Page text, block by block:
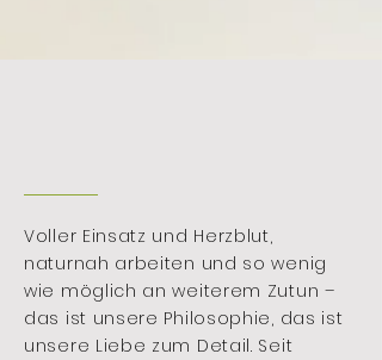
Voller Einsatz und Herzblut,
naturnah arbeiten und so wenig
wie möglich an weiterem Zutun –
das ist unsere Philosophie, das ist
unsere Liebe zum Detail. Seit